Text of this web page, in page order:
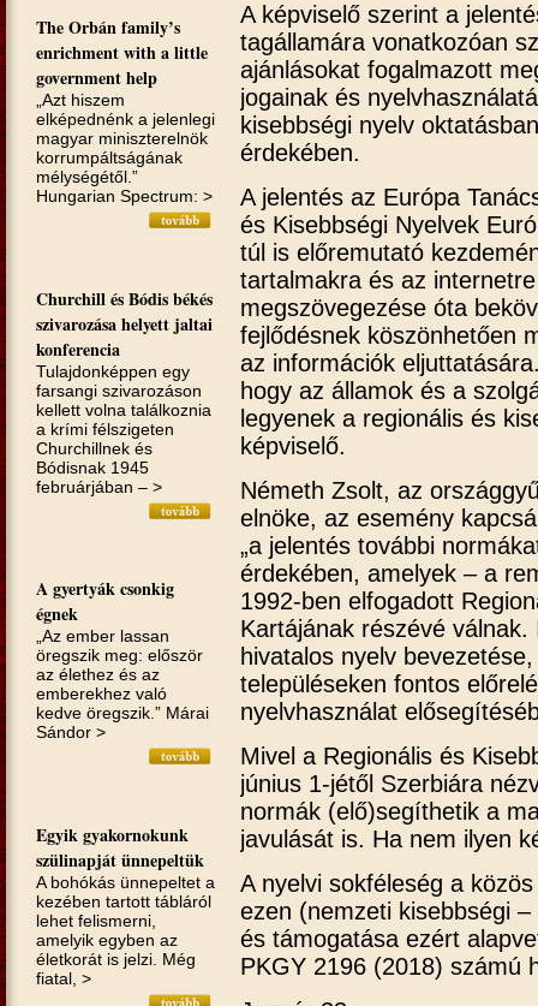
The Orbán family’s
enrichment with a little
government help
„Azt hiszem
elképednénk a jelenlegi
magyar miniszterelnök
korrumpáltságának
mélységétől.”
Hungarian Spectrum: >
Churchill és Bódis békés
szivarozása helyett jaltai
konferencia
Tulajdonképpen egy
farsangi szivarozáson
kellett volna találkoznia
a krími félszigeten
Churchillnek és
Bódisnak 1945
februárjában – >
A gyertyák csonkig
égnek
„Az ember lassan
öregszik meg: először
az élethez és az
emberekhez való
kedve öregszik.” Márai
Sándor >
Egyik gyakornokunk
szülinapját ünnepeltük
A bohókás ünnepeltet a
kezében tartott tábláról
lehet felismerni,
amelyik egyben az
életkorát is jelzi. Még
fiatal, >
A képviselő szerint a
tagállamára vonatkozóan
ajánlásokat fogalmazott
jogainak és
kisebbségi nyelv
érdekében.
A jelentés az Európa
és Kisebbségi Nyelvek
túl is előremutató
tartalmakra és az
megszövegezése óta
fejlődésnek köszönhetően
az információk
hogy az államok és a
legyenek a regionális és
képviselő.
Németh Zsolt, az
elnöke, az esemény
„a jelentés további
érdekében, amelyek – a
1992-ben elfogadott
Kartájának részévé
hivatalos nyelv
településeken fontos
nyelvhasználat
Mivel a Regionális és
június 1-jétől Szerbiára
normák (elő)segíthetik a
javulását is. Ha nem ilyen
A nyelvi sokféleség a
ezen (nemzeti kisebbségi
és támogatása ezért
PKGY 2196 (2018) számú